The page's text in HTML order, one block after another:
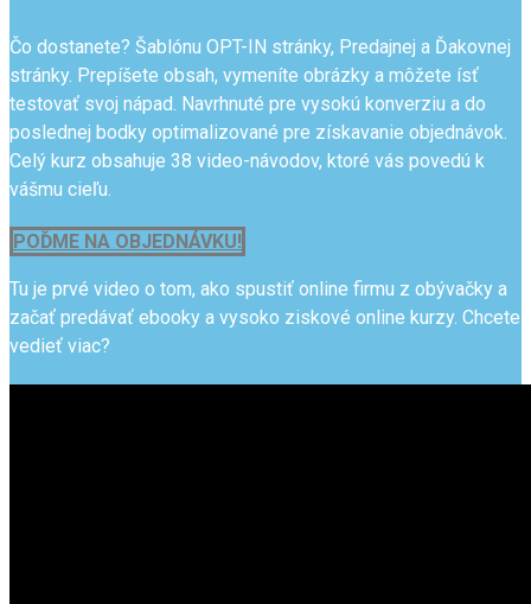
Čo dostanete? Šablónu OPT-IN stránky, Predajnej a Ďakovnej
stránky. Prepíšete obsah, vymeníte obrázky a môžete ísť
testovať svoj nápad. Navrhnuté pre vysokú konverziu a do
poslednej bodky optimalizované pre získavanie objednávok.
Celý kurz obsahuje 38 video-návodov, ktoré vás povedú k
vášmu cieľu.
POĎME NA OBJEDNÁVKU!
Tu je prvé video o tom, ako spustiť online firmu z obývačky a
začať predávať ebooky a vysoko ziskové online kurzy. Chcete
vedieť viac?